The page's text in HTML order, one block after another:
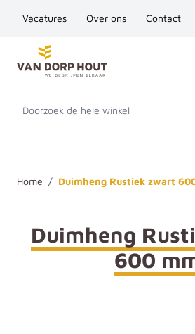
Vacatures Over ons Contact
Ga naar de inhoud
Doorzoek de hele winkel
Home / Duimheng Rustiek zwart
Duimheng
600